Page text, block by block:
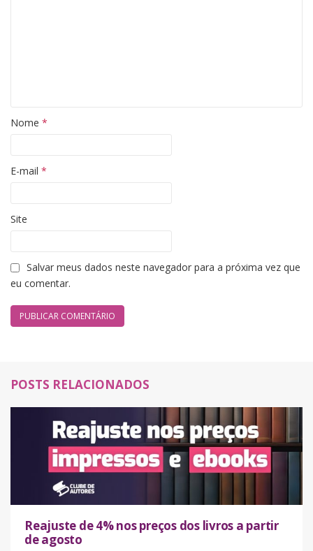
Nome *
E-mail *
Site
Salvar meus dados neste navegador para a próxima vez que
eu comentar.
POSTS RELACIONADOS
Reajuste de 4% nos preços dos livros a partir
de agosto